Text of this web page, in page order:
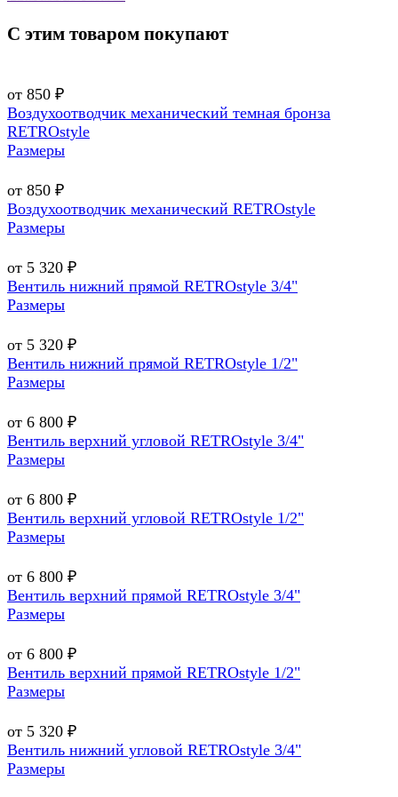
С этим товаром покупают
от 850 ₽
Воздухоотводчик механический темная бронза
RETROstyle
Размеры
от 850 ₽
Воздухоотводчик механический RETROstyle
Размеры
от 5 320 ₽
Вентиль нижний прямой RETROstyle 3/4"
Размеры
от 5 320 ₽
Вентиль нижний прямой RETROstyle 1/2"
Размеры
от 6 800 ₽
Вентиль верхний угловой RETROstyle 3/4"
Размеры
от 6 800 ₽
Вентиль верхний угловой RETROstyle 1/2"
Размеры
от 6 800 ₽
Вентиль верхний прямой RETROstyle 3/4"
Размеры
от 6 800 ₽
Вентиль верхний прямой RETROstyle 1/2"
Размеры
от 5 320 ₽
Вентиль нижний угловой RETROstyle 3/4"
Размеры